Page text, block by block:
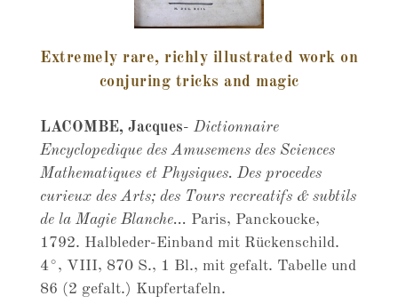
Extremely rare, richly illustrated work on
conjuring tricks and magic
LACOMBE, Jacques- Dictionnaire
Encyclopedique des Amusemens des Sciences
Mathematiques et Physiques. Des procedes
curieux des Arts; des Tours recreatifs & subtils
de la Magie Blanche... Paris, Panckoucke,
1792. Halbleder-Einband mit Rückenschild.
4°, VIII, 870 S., 1 Bl., mit gefalt. Tabelle und
86 (2 gefalt.) Kupfertafeln.